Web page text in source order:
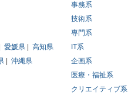
愛媛県
高知県
沖縄県
事務系
技術系
専門系
IT系
企画系
医療・福祉系
クリエイティブ系